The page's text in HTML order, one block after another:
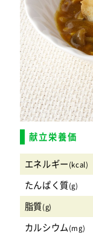
献立栄養価
エネルギー(kcal)
たんぱく質(g)
脂質(g)
カルシウム(mg)